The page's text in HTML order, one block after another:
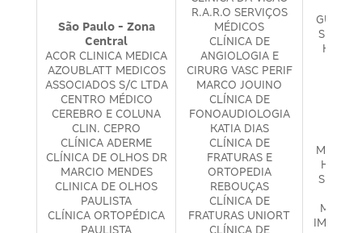
São Paulo - Zona
Central
ACOR CLINICA MEDICA
AZOUBLATT MEDICOS
ASSOCIADOS S/C LTDA
CENTRO MÉDICO
CEREBRO E COLUNA
CLIN. CEPRO
CLÍNICA ADERME
CLÍNICA DE OLHOS DR
MARCIO MENDES
CLINICA DE OLHOS
PAULISTA
CLÍNICA ORTOPÉDICA
PAULISTA
R.A.R.O SERVIÇOS
MÉDICOS
CLÍNICA DE
ANGIOLOGIA E
CIRURG VASC PERIF
MARCO JOUINO
CLÍNICA DE
FONOAUDIOLOGIA
KATIA DIAS
CLÍNICA DE
FRATURAS E
ORTOPEDIA
REBOUÇAS
CLÍNICA DE
FRATURAS UNIORT
CLÍNICA DE
HELIO
IMUNO -